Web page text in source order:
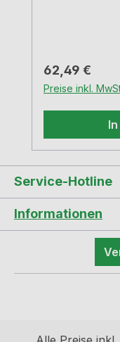
Regulärer
62,49 €
Preise inkl.
Service-Hotline
Informationen